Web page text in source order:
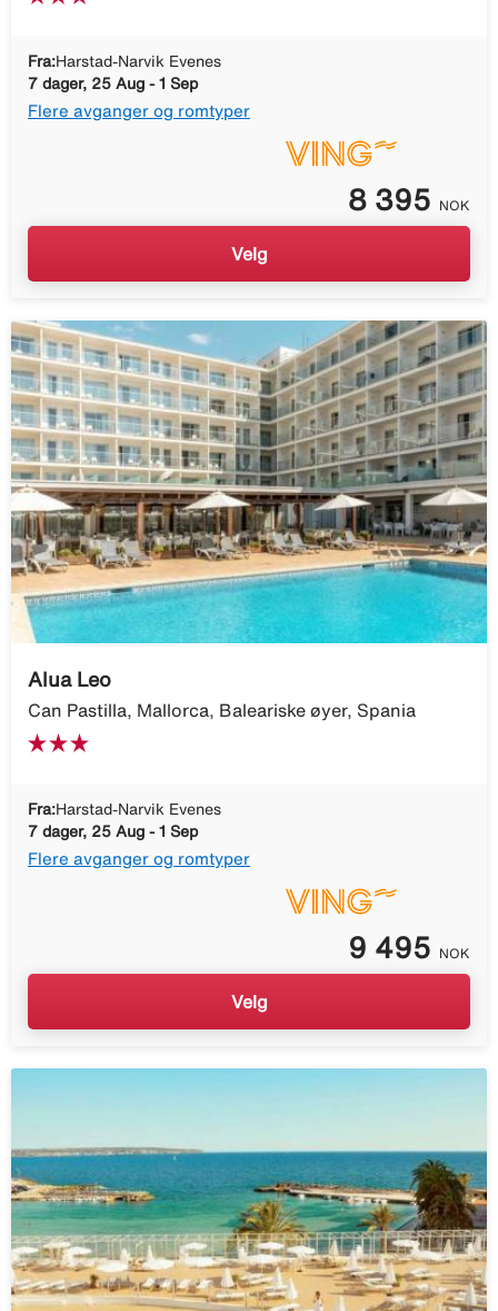
Fra:Harstad-Narvik Evenes
7 dager, 25 Aug - 1 Sep
Flere avganger og romtyper
8 395 NOK
Velg
Alua Leo
Can Pastilla, Mallorca, Baleariske øyer, Spania
Fra:Harstad-Narvik Evenes
7 dager, 25 Aug - 1 Sep
Flere avganger og romtyper
9 495 NOK
Velg